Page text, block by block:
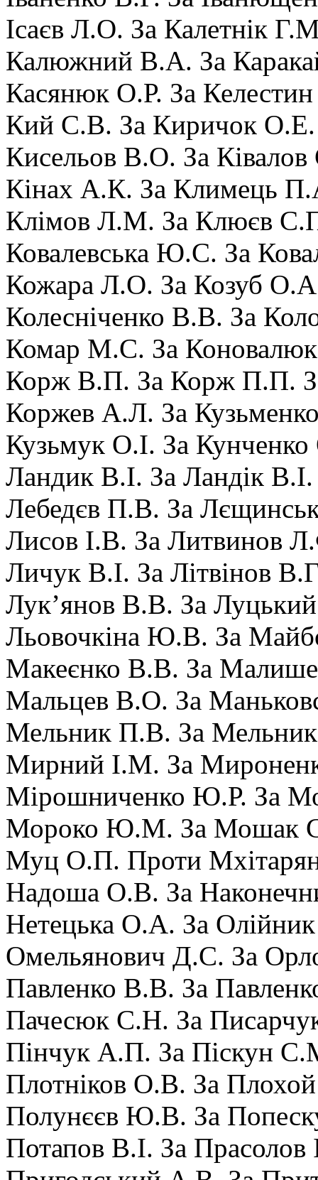
Ісаєв Л.О. За Калетнік
Калюжний В.А. За
Касянюк О.Р. За
Кий С.В. За Киричок О.Е.
Кисельов В.О. За
Кінах А.К. За Климець
Клімов Л.М. За Клюєв
Ковалевська Ю.С. За
Кожара Л.О. За Козуб
Колесніченко В.В. За
Комар М.С. За
Корж В.П. За Корж П.П.
Коржев А.Л. За
Кузьмук О.І. За
Ландик В.І. За Ландік В.І.
Лебедєв П.В. За
Лисов І.В. За Литвинов
Личук В.І. За Літвінов
Лук’янов В.В. За
Льовочкіна Ю.В. За
Макеєнко В.В. За
Мальцев В.О. За
Мельник П.В. За
Мирний І.М. За
Мірошниченко Ю.Р. За
Мороко Ю.М. За Мошак
Муц О.П. Проти
Надоша О.В. За
Нетецька О.А. За
Омельянович Д.С. За
Павленко В.В. За
Пачесюк С.Н. За
Пінчук А.П. За Піскун
Плотніков О.В. За Плохой
Полунєєв Ю.В. За
Потапов В.І. За Прасолов